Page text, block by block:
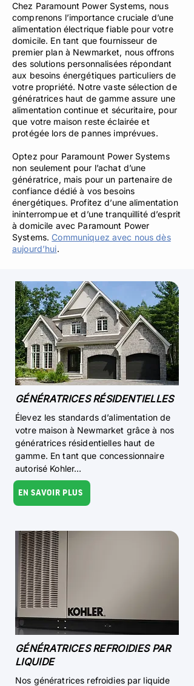
Chez Paramount Power Systems, nous
comprenons l’importance cruciale d’une
alimentation électrique fiable pour votre
domicile. En tant que fournisseur de
premier plan à Newmarket, nous offrons
des solutions personnalisées répondant
aux besoins énergétiques particuliers de
votre propriété. Notre vaste sélection de
génératrices haut de gamme assure une
alimentation continue et sécuritaire, pour
que votre maison reste éclairée et
protégée lors de pannes imprévues.
Optez pour Paramount Power Systems
non seulement pour l’achat d’une
génératrice, mais pour un partenaire de
confiance dédié à vos besoins
énergétiques. Profitez d’une alimentation
ininterrompue et d’une tranquillité d’esprit
à domicile avec Paramount Power
Systems. Communiquez avec nous dès
aujourd’hui.
GÉNÉRATRICES RÉSIDENTIELLES
Élevez les standards d’alimentation de
votre maison à Newmarket grâce à nos
génératrices résidentielles haut de
gamme. En tant que concessionnaire
autorisé Kohler…
EN SAVOIR PLUS
GÉNÉRATRICES REFROIDIES PAR
LIQUIDE
Nos génératrices refroidies par liquide